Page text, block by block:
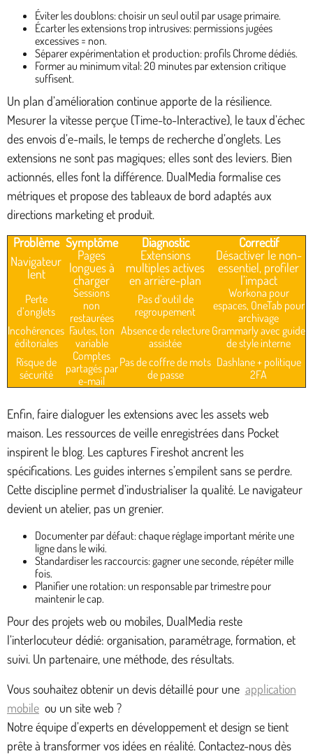
Éviter les doublons: choisir un seul outil par usage primaire.
Écarter les extensions trop intrusives: permissions jugées
excessives = non.
Séparer expérimentation et production: profils Chrome dédiés.
Former au minimum vital: 20 minutes par extension critique
suffisent.
Un plan d’amélioration continue apporte de la résilience.
Mesurer la vitesse perçue (Time-to-Interactive), le taux d’échec
des envois d’e-mails, le temps de recherche d’onglets. Les
extensions ne sont pas magiques; elles sont des leviers. Bien
actionnés, elles font la différence. DualMedia formalise ces
métriques et propose des tableaux de bord adaptés aux
directions marketing et produit.
Problème Symptôme Diagnostic
Correctif
Navigateur
lent
Pages
longues à
charger
Extensions
multiples actives
en arrière-plan
Désactiver le non-
essentiel, profiler
l’impact
Perte
d’onglets
Sessions
non
restaurées
Pas d’outil de
regroupement
Workona pour
espaces, OneTab pour
archivage
Incohérences
éditoriales
Fautes, ton
variable
Absence de relecture
assistée
Grammarly avec guide
de style interne
Risque de
sécurité
Comptes
partagés par
e-mail
Pas de coffre de mots
de passe
Dashlane + politique
2FA
Enfin, faire dialoguer les extensions avec les assets web
maison. Les ressources de veille enregistrées dans Pocket
inspirent le blog. Les captures Fireshot ancrent les
spécifications. Les guides internes s’empilent sans se perdre.
Cette discipline permet d’industrialiser la qualité. Le navigateur
devient un atelier, pas un grenier.
Documenter par défaut: chaque réglage important mérite une
ligne dans le wiki.
Standardiser les raccourcis: gagner une seconde, répéter mille
fois.
Planifier une rotation: un responsable par trimestre pour
maintenir le cap.
Pour des projets web ou mobiles, DualMedia reste
l’interlocuteur dédié: organisation, paramétrage, formation, et
suivi. Un partenaire, une méthode, des résultats.
Vous souhaitez obtenir un devis détaillé pour une application
mobile ou un site web ?
Notre équipe d’experts en développement et design se tient
prête à transformer vos idées en réalité. Contactez-nous dès